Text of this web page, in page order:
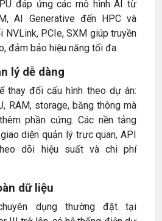
đáp ứng các mô hình AI từ
AI Generative đến HPC và
NVLink, PCIe, SXM giúp truyền
đảm bảo hiệu năng tối đa.
lý dễ dàng
thay đổi cấu hình theo dự án:
RAM, storage, băng thông mà
phần cứng. Các nền tảng
diện quản lý trực quan, API
dõi hiệu suất và chi phí
dữ liệu
dụng thường đặt tại